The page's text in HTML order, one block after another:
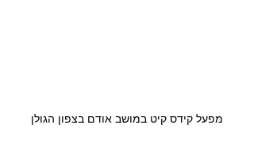
מפעל קידס קיט במושב אודם בצפון הגולן